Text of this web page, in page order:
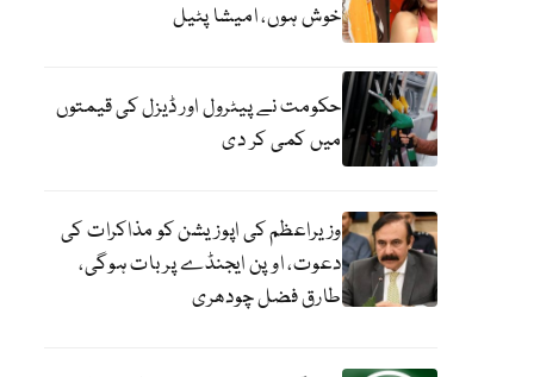
خوش ہوں، امیشا پٹیل
حکومت نے پیٹرول اور ڈیزل کی قیمتوں
میں کمی کر دی
وزیراعظم کی اپوزیشن کو مذاکرات کی
دعوت، اوپن ایجنڈے پر بات ہوگی،
طارق فضل چودھری